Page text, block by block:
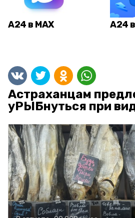
А24 в MAX А24
Астраханцам
уРЫБнуться при